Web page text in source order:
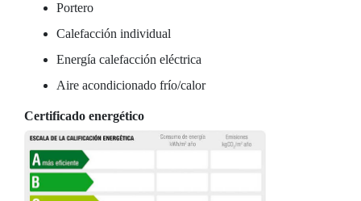
Portero
Calefacción individual
Energía calefacción eléctrica
Aire acondicionado frío/calor
Certificado energético